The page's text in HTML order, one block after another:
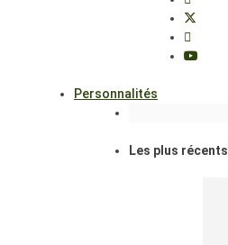
Personnalités
Les plus récents